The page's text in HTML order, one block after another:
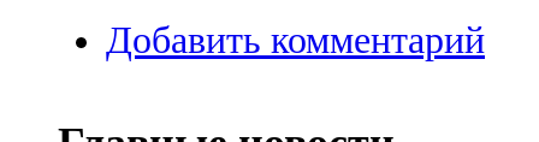
Добавить комментарий